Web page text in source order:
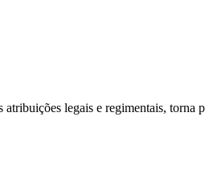
legais e regimentais,